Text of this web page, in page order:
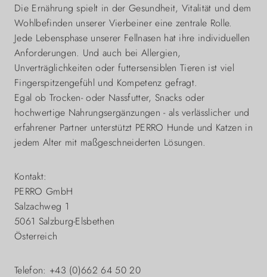
Die Ernährung spielt in der Gesundheit, Vitalität und dem
Wohlbefinden unserer Vierbeiner eine zentrale Rolle.
Jede Lebensphase unserer Fellnasen hat ihre individuellen
Anforderungen. Und auch bei Allergien,
Unverträglichkeiten oder futtersensiblen Tieren ist viel
Fingerspitzengefühl und Kompetenz gefragt.
Egal ob Trocken- oder Nassfutter, Snacks oder
hochwertige Nahrungsergänzungen - als verlässlicher und
erfahrener Partner unterstützt PERRO Hunde und Katzen in
jedem Alter mit maßgeschneiderten Lösungen.
Kontakt:
PERRO GmbH
Salzachweg 1
5061 Salzburg-Elsbethen
Österreich
Telefon: +43 (0)662 64 50 20